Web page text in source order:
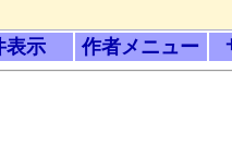
表示 作者メニュー